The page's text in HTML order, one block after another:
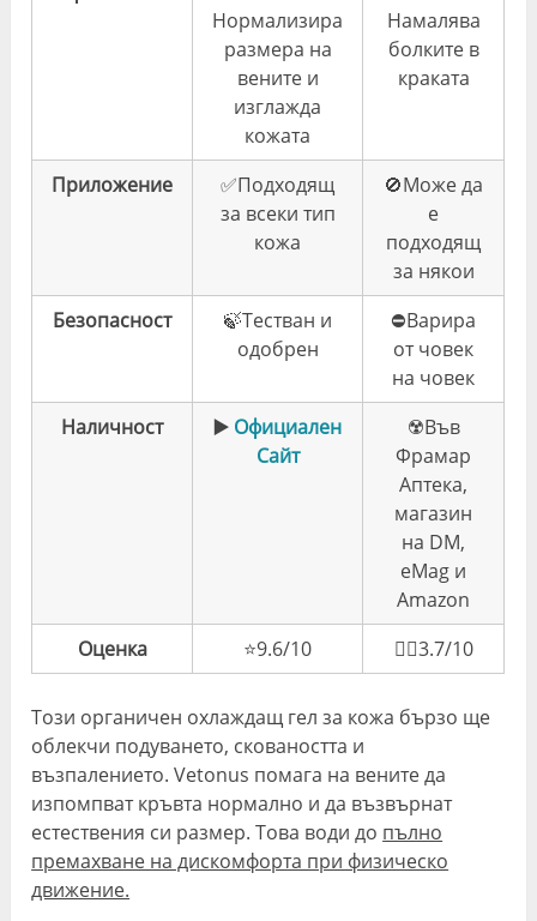
Нормализира
размера на
вените и
изглажда
кожата
Намалява
болките в
краката
Приложение
✅Подходящ
за всеки тип
кожа
🚫Може да
е
подходящ
за някои
Безопасност
🍃Тестван и
одобрен
⛔️Варира
от човек
на човек
Наличност
▶️ Официален
Сайт
☢️Във
Фрамар
Аптека,
магазин
на DM,
eMag и
Amazon
Оценка
⭐️9.6/10 👎🏼3.7/10
Този органичен охлаждащ гел за кожа бързо ще
облекчи подуването, сковаността и
възпалението. Vetonus помага на вените да
изпомпват кръвта нормално и да възвърнат
естествения си размер. Това води до пълно
премахване на дискомфорта при физическо
движение.